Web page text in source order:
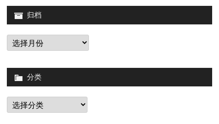
到
归档
归
档
分类
分
类